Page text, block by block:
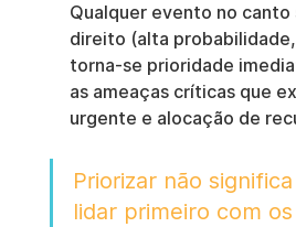
Qualquer evento no canto
direito (alta
torna-se prioridade
as ameaças críticas que
urgente e alocação de
Priorizar não
lidar primeiro com